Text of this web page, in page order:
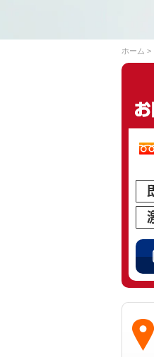
ホーム